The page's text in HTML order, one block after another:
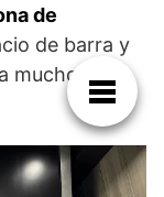
de
de barra y
muchos